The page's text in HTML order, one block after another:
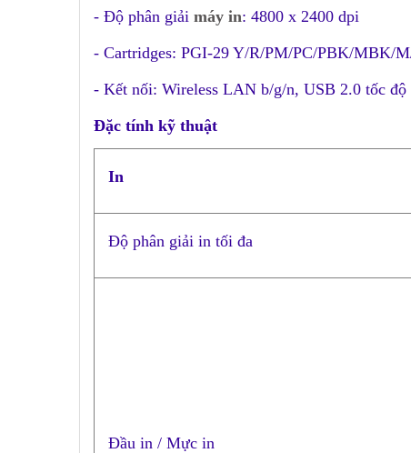
- Độ phân giải máy in: 4800 x 2400 dpi
- Cartridges: PGI-29 Y/R/PM/PC/PBK/MBK/
- Kết nối: Wireless LAN b/g/n, USB 2.0 tốc độ
Đặc tính kỹ thuật
In
Độ phân giải in tối đa
Đầu in / Mực in